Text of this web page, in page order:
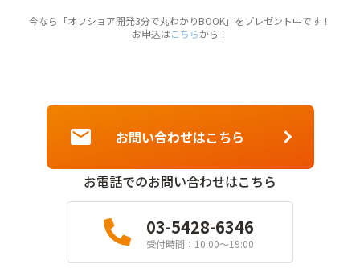
今なら「オフショア開発3分で丸わかりBOOK」をプレゼント中です！
お申込はこちらから！
お電話でのお問い合わせはこちら
03-5428-6346
受付時間：10:00〜19:00
お問い合わせはこちら